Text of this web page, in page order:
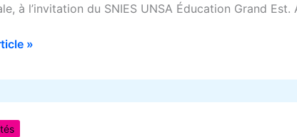
à l’invitation du SNIES UNSA Éducation Grand
»